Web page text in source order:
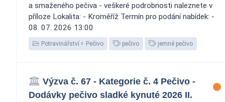
a smaženého pečiva - veškeré podrobnosti naleznete v
příloze Lokalita: - Kroměříž Termín pro podání nabídek: -
08. 07. 2026 13:00
Potravinářství Pečivo pečivo jemné pečivo
Výzva č. 67 - Kategorie č. 4 Pečivo -
Dodávky pečivo sladké kynuté 2026 II.